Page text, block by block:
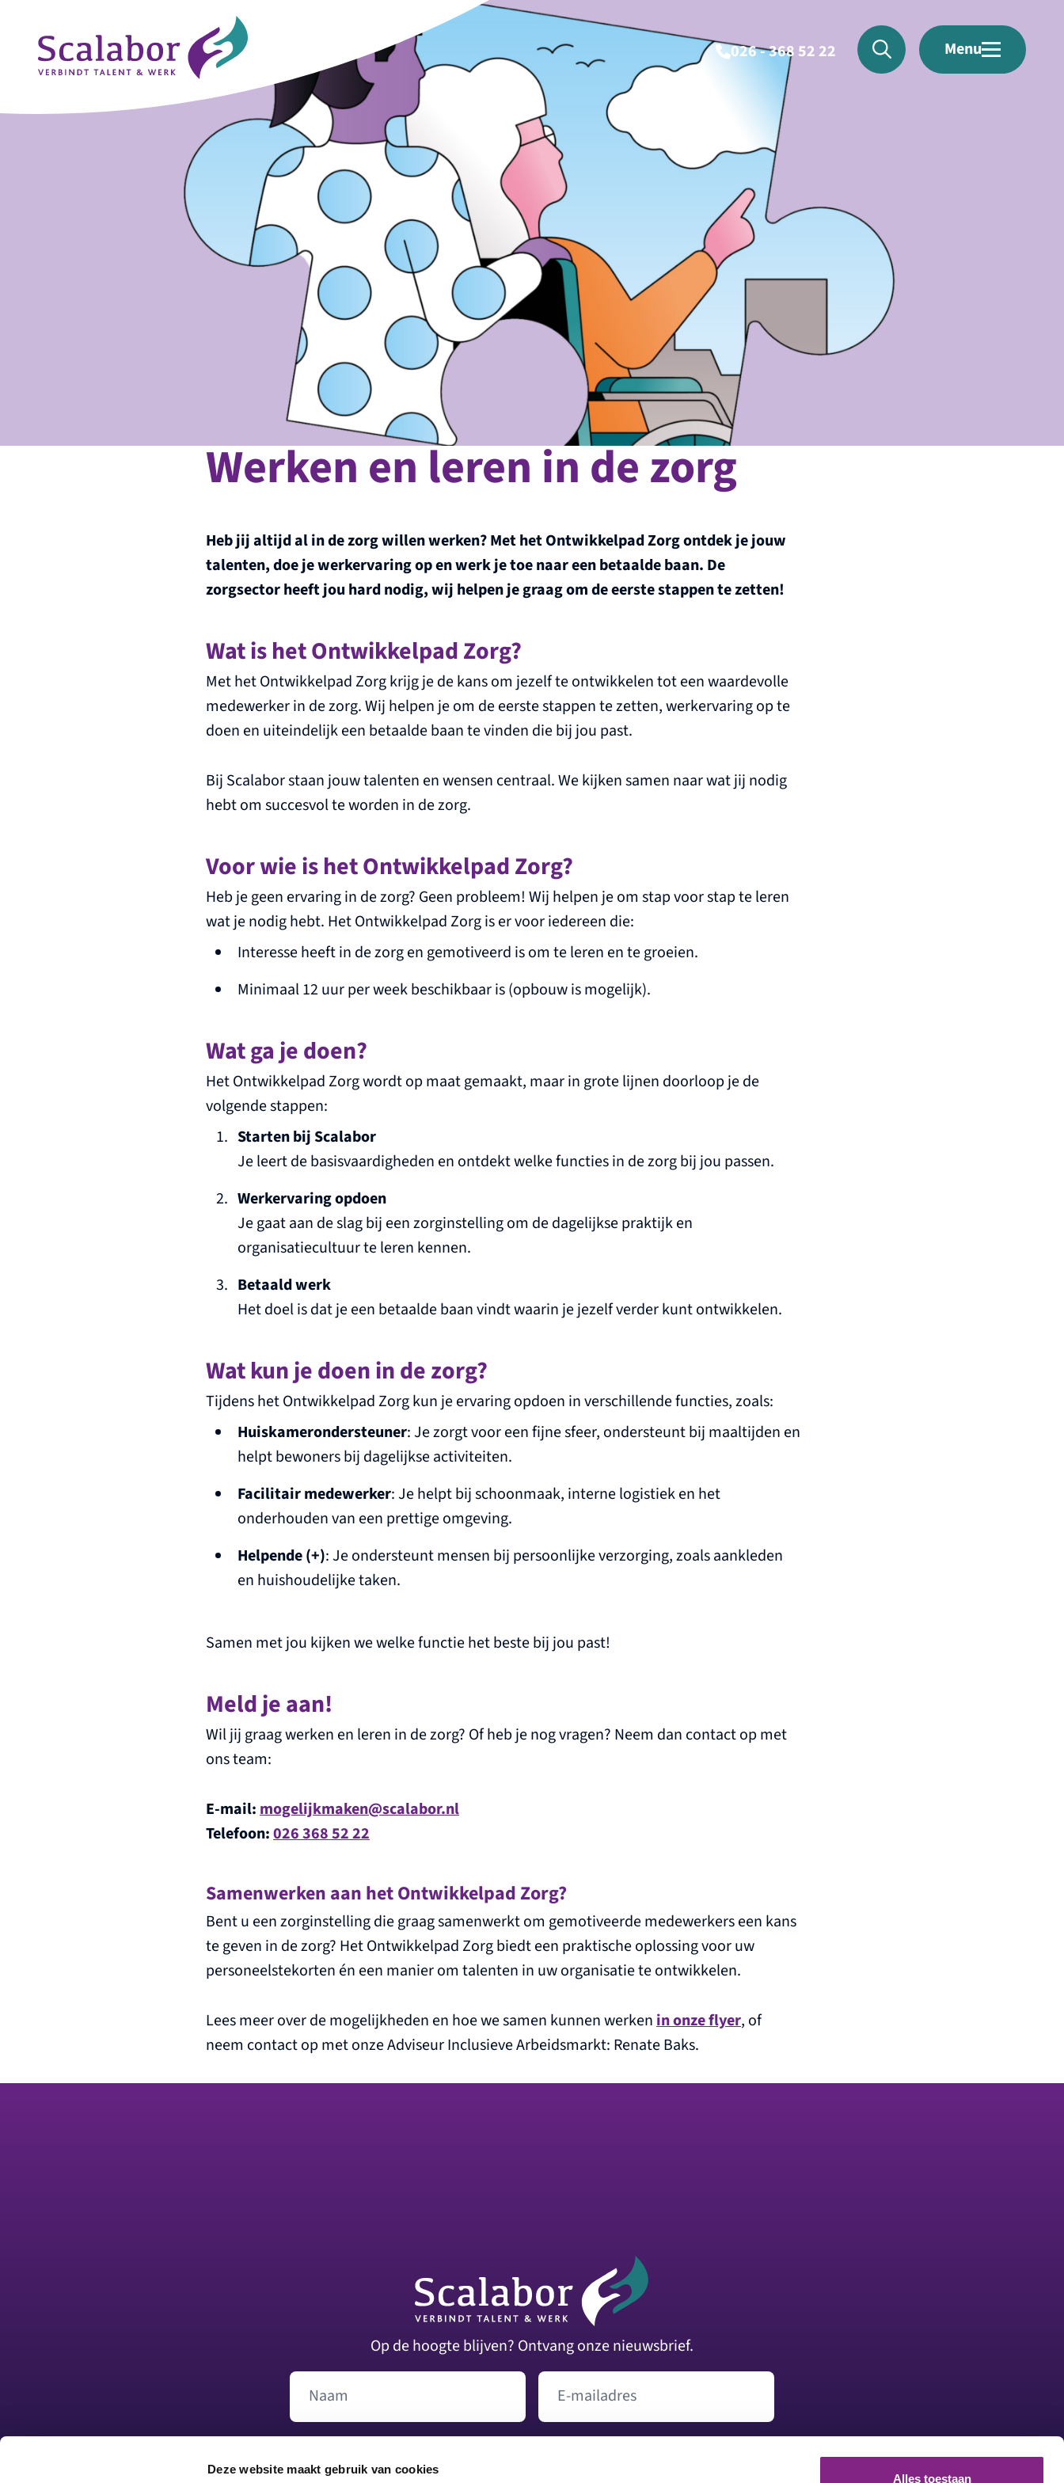
Deze website maakt gebruik van cookies
Alles toestaan
026 - 368 52 22
Menu
Werken en leren in de zorg
Heb jij altijd al in de zorg willen werken? Met het Ontwikkelpad Zorg ontdek je jouw
talenten, doe je werkervaring op en werk je toe naar een betaalde baan. De
zorgsector heeft jou hard nodig, wij helpen je graag om de eerste stappen te zetten!
Wat is het Ontwikkelpad Zorg?
Met het Ontwikkelpad Zorg krijg je de kans om jezelf te ontwikkelen tot een waardevolle
medewerker in de zorg. Wij helpen je om de eerste stappen te zetten, werkervaring op te
doen en uiteindelijk een betaalde baan te vinden die bij jou past.
Bij Scalabor staan jouw talenten en wensen centraal. We kijken samen naar wat jij nodig
hebt om succesvol te worden in de zorg.
Voor wie is het Ontwikkelpad Zorg?
Heb je geen ervaring in de zorg? Geen probleem! Wij helpen je om stap voor stap te leren
wat je nodig hebt. Het Ontwikkelpad Zorg is er voor iedereen die:
Interesse heeft in de zorg en gemotiveerd is om te leren en te groeien.
Minimaal 12 uur per week beschikbaar is (opbouw is mogelijk).
Wat ga je doen?
Het Ontwikkelpad Zorg wordt op maat gemaakt, maar in grote lijnen doorloop je de
volgende stappen:
Starten bij Scalabor
Je leert de basisvaardigheden en ontdekt welke functies in de zorg bij jou passen.
Werkervaring opdoen
Je gaat aan de slag bij een zorginstelling om de dagelijkse praktijk en
organisatiecultuur te leren kennen.
Betaald werk
Het doel is dat je een betaalde baan vindt waarin je jezelf verder kunt ontwikkelen.
Wat kun je doen in de zorg?
Tijdens het Ontwikkelpad Zorg kun je ervaring opdoen in verschillende functies, zoals:
Huiskamerondersteuner: Je zorgt voor een fijne sfeer, ondersteunt bij maaltijden en
helpt bewoners bij dagelijkse activiteiten.
Facilitair medewerker: Je helpt bij schoonmaak, interne logistiek en het
onderhouden van een prettige omgeving.
Helpende(+): Je ondersteunt mensen bij persoonlijke verzorging, zoals aankleden
en huishoudelijke taken.
Samen met jou kijken we welke functie het beste bij jou past!
Meld je aan!
Wil jij graag werken en leren in de zorg? Of heb je nog vragen? Neem dan contact op met
ons team:
E-mail:mogelijkmaken@scalabor.nl
Telefoon:026 368 52 22
Samenwerken aan het Ontwikkelpad Zorg?
Bent u een zorginstelling die graag samenwerkt om gemotiveerde medewerkers een kans
te geven in de zorg? Het Ontwikkelpad Zorg biedt een praktische oplossing voor uw
personeelstekorten én een manier om talenten in uw organisatie te ontwikkelen.
Lees meer over de mogelijkheden en hoe we samen kunnen werkenin onze flyer, of
neem contact op met onze Adviseur Inclusieve Arbeidsmarkt: Renate Baks.
Op de hoogte blijven? Ontvang onze nieuwsbrief.
Naam E-mailadres